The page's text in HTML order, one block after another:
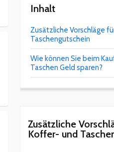
Inhalt
Zusätzliche Vorschläge
Taschengutschein
Wie können Sie beim
Taschen Geld sparen?
Zusätzliche
Koffer- und